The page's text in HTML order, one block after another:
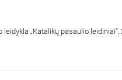
„Katalikų pasaulio leidiniai“,